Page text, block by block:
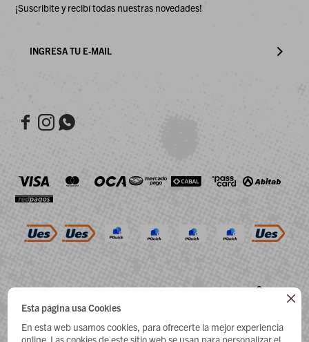

Esta página usa Cookies
En esta web usamos cookies, para ofrecerte la mejor experiencia
online. Las cookies de este sitio web se usan para personalizar el
¡Suscribite y recibí todas nuestras novedades!
  